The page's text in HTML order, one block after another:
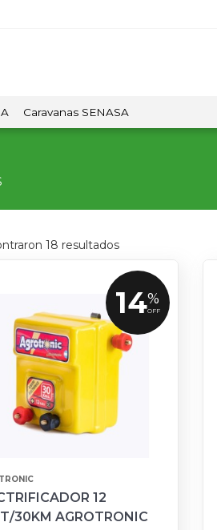
Caravanas SENASA
18 resultados
14%
OFF
12
30KM AGROTRONIC